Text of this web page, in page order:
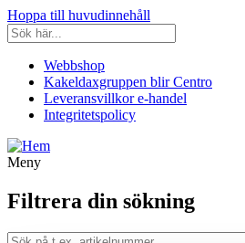
Hoppa till huvudinnehåll
Webbshop
Kakeldaxgruppen blir Centro
Leveransvillkor e-handel
Integritetspolicy
Meny
Filtrera din sökning